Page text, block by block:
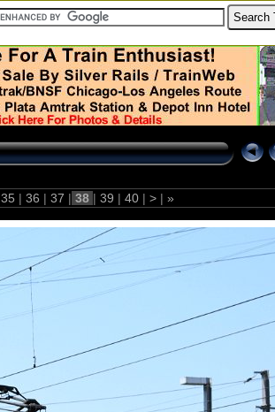
35 | 36 | 37 | 38 | 39 | 40 | > | »